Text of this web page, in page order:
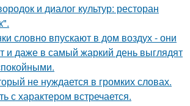
и диалог культур: ресторан
словно впускают в дом воздух - они
и даже в самый жаркий день выглядят
не нуждается в громких словах.
с характером встречается.